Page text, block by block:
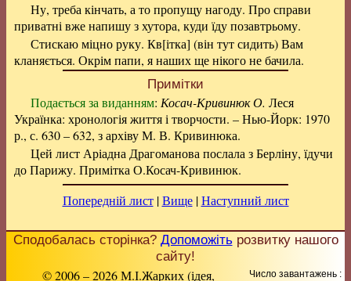
Ну, треба кінчать, а то пропущу нагоду. Про справи
приватні вже напишу з хутора, куди їду позавтрьому.
Стискаю міцно руку. Кв[ітка] (він тут сидить) Вам
кланяється. Окрім папи, я наших ще нікого не бачила.
Примітки
Подається за виданням: Косач-Кривинюк О. Леся
Українка: хронологія життя і творчости. – Нью-Йорк: 1970
р., с. 630 – 632, з архіву М. В. Кривинюка.
Цей лист Аріадна Драгоманова послала з Берліну, їдучи
до Парижу. Примітка О.Косач-Кривинюк.
Попередній лист|Вище|Наступний лист
Сподобалась сторінка? Допоможітьрозвитку нашого
сайту!
© 2006 – 2026 М.І.Жарких (ідея,
Число завантажень :